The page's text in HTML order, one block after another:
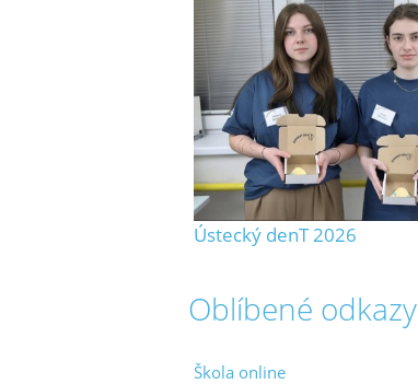
Ústecký denT 2026
Oblíbené odkazy
Škola online